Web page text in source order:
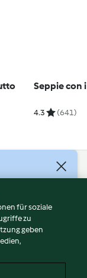
Seppie con
4.3 (641)
für soziale
zu
geben